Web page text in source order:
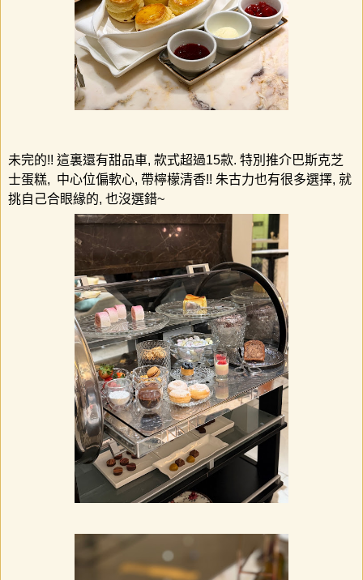
未完的!! 這裏還有甜品車, 款式超過15款. 特別推介巴斯克芝
士蛋糕, 中心位偏軟心, 帶檸檬清香!! 朱古力也有很多選擇, 就
挑自己合眼緣的, 也沒選錯~